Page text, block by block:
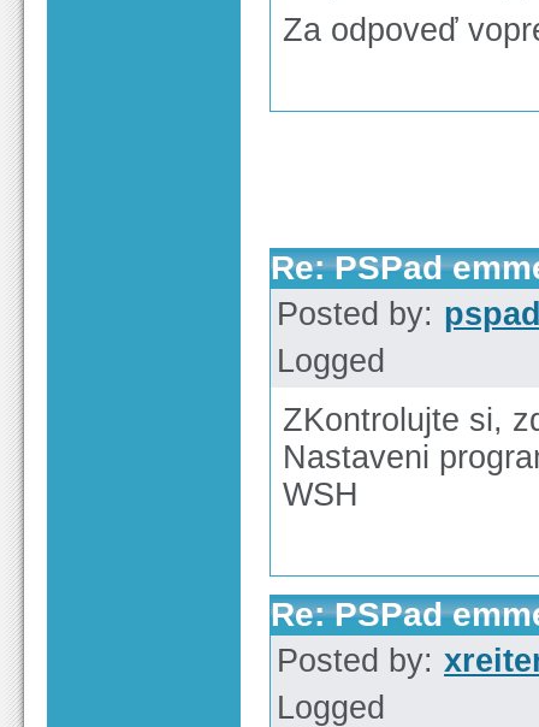
Za odpoveď
Re: PSPad
Posted by:
Logged
ZKontrolujte si,
Nastaveni
WSH
Re: PSPad
Posted by:
Logged